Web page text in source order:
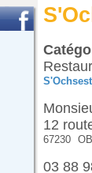
12
67230
03 88